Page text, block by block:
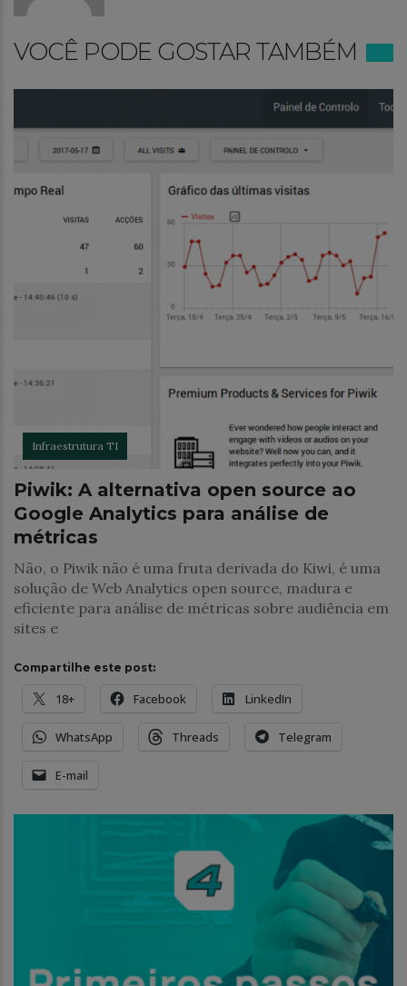
VOCÊ PODE GOSTAR TAMBÉM
Infraestrutura TI
Piwik: A alternativa open source ao
Google Analytics para análise de
métricas
Não, o Piwik não é uma fruta derivada do Kiwi, é uma
solução de Web Analytics open source, madura e
eficiente para análise de métricas sobre audiência em
sites e
Compartilhe este post:
18+ Facebook LinkedIn
WhatsApp Threads Telegram
E-mail